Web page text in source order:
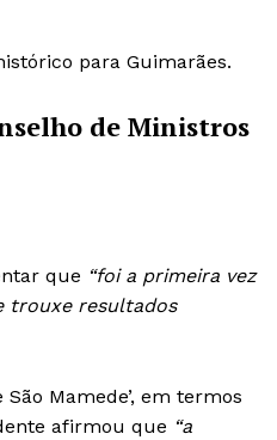
para Guimarães.
de Ministros
que “foi a primeira vez
trouxe resultados
Mamede’, em termos
afirmou que “a